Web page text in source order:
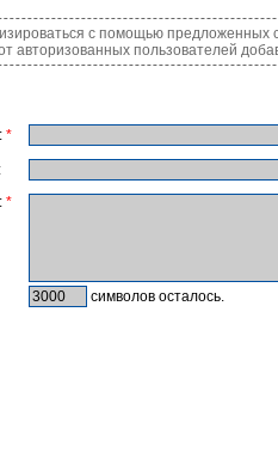
с помощью предложенных
авторизованных пользователей
*
*
символов осталось.